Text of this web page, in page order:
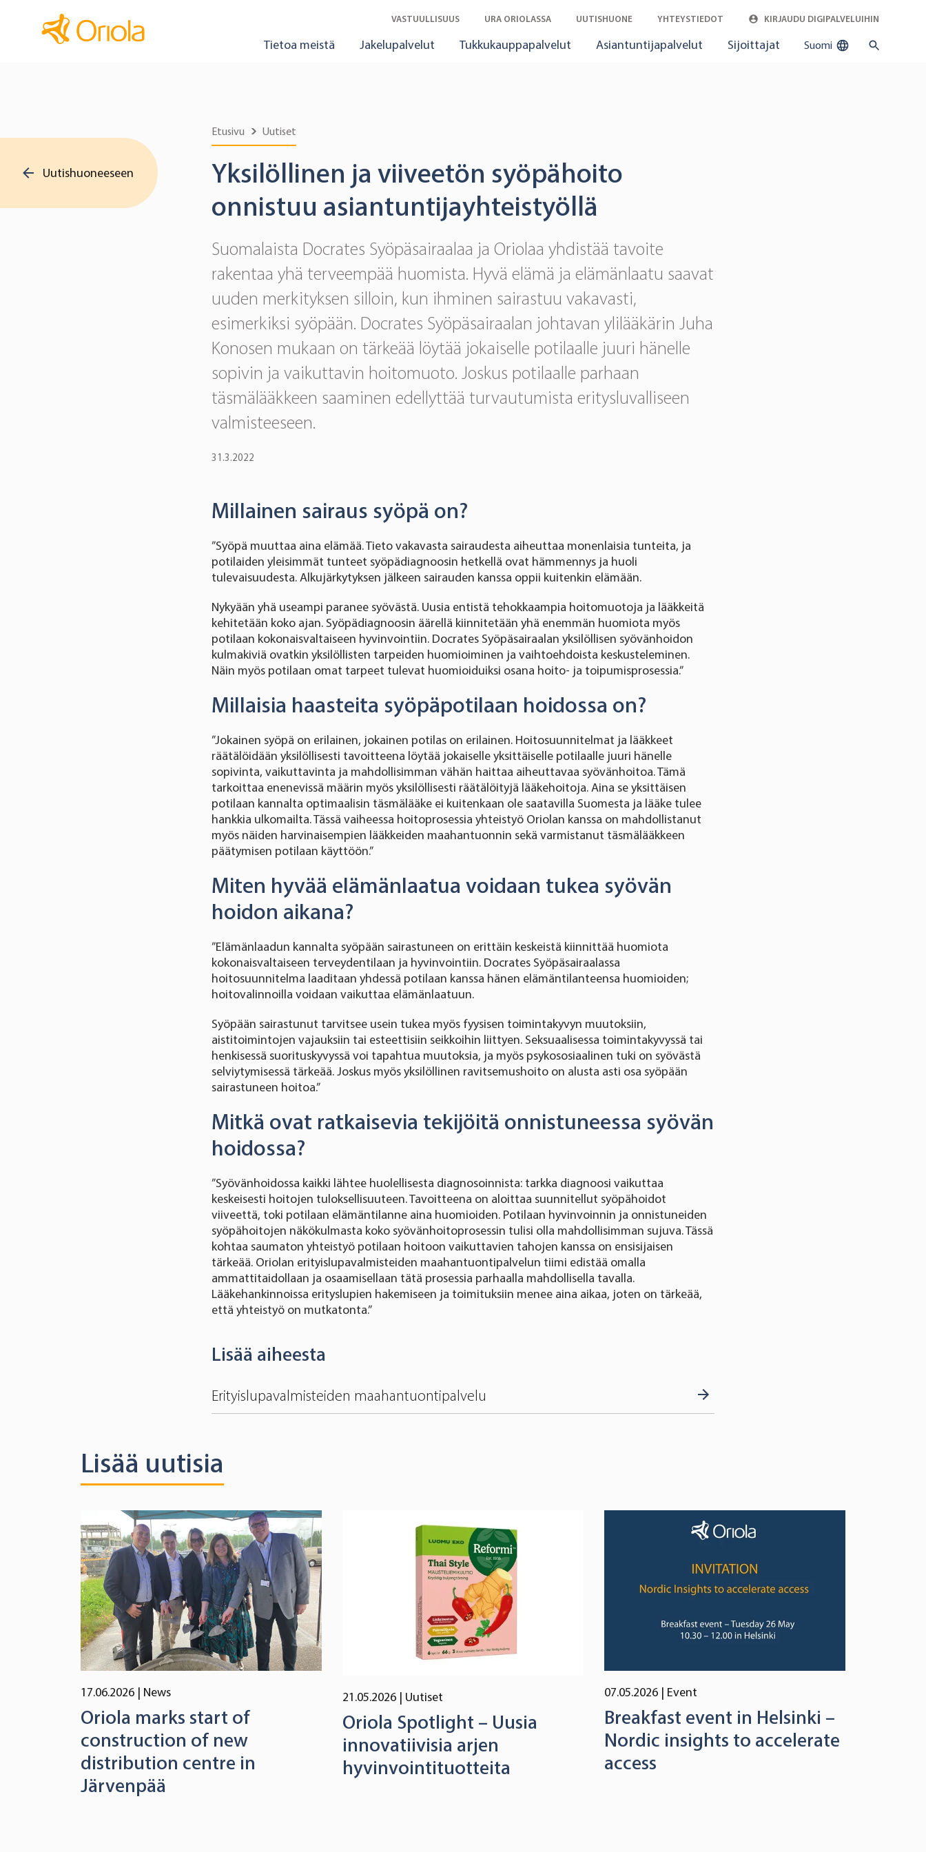
VASTUULLISUUS URA ORIOLASSA UUTISHUONE YHTEYSTIEDOT KIRJAUDU DIGIPALVELUIHIN
Tietoa meistä Jakelupalvelut Tukkukauppapalvelut Asiantuntijapalvelut Sijoittajat Suomi
Uutishuoneeseen
Etusivu Uutiset
Yksilöllinen ja viiveetön syöpähoito
onnistuu asiantuntijayhteistyöllä
Suomalaista Docrates Syöpäsairaalaa ja Oriolaa yhdistää tavoite
rakentaa yhä terveempää huomista. Hyvä elämä ja elämänlaatu saavat
uuden merkityksen silloin, kun ihminen sairastuu vakavasti,
esimerkiksi syöpään. Docrates Syöpäsairaalan johtavan ylilääkärin Juha
Konosen mukaan on tärkeää löytää jokaiselle potilaalle juuri hänelle
sopivin ja vaikuttavin hoitomuoto. Joskus potilaalle parhaan
täsmälääkkeen saaminen edellyttää turvautumista eritysluvalliseen
valmisteeseen.
31.3.2022
Millainen sairaus syöpä on?
”Syöpä muuttaa aina elämää. Tieto vakavasta sairaudesta aiheuttaa monenlaisia tunteita, ja
potilaiden yleisimmät tunteet syöpädiagnoosin hetkellä ovat hämmennys ja huoli
tulevaisuudesta. Alkujärkytyksen jälkeen sairauden kanssa oppii kuitenkin elämään.
Nykyään yhä useampi paranee syövästä. Uusia entistä tehokkaampia hoitomuotoja ja lääkkeitä
kehitetään koko ajan. Syöpädiagnoosin äärellä kiinnitetään yhä enemmän huomiota myös
potilaan kokonaisvaltaiseen hyvinvointiin. Docrates Syöpäsairaalan yksilöllisen syövänhoidon
kulmakiviä ovatkin yksilöllisten tarpeiden huomioiminen ja vaihtoehdoista keskusteleminen.
Näin myös potilaan omat tarpeet tulevat huomioiduiksi osana hoito- ja toipumisprosessia.”
Millaisia haasteita syöpäpotilaan hoidossa on?
”Jokainen syöpä on erilainen, jokainen potilas on erilainen. Hoitosuunnitelmat ja lääkkeet
räätälöidään yksilöllisesti tavoitteena löytää jokaiselle yksittäiselle potilaalle juuri hänelle
sopivinta, vaikuttavinta ja mahdollisimman vähän haittaa aiheuttavaa syövänhoitoa. Tämä
tarkoittaa enenevissä määrin myös yksilöllisesti räätälöityjä lääkehoitoja. Aina se yksittäisen
potilaan kannalta optimaalisin täsmälääke ei kuitenkaan ole saatavilla Suomesta ja lääke tulee
hankkia ulkomailta. Tässä vaiheessa hoitoprosessia yhteistyö Oriolan kanssa on mahdollistanut
myös näiden harvinaisempien lääkkeiden maahantuonnin sekä varmistanut täsmälääkkeen
päätymisen potilaan käyttöön.”
Miten hyvää elämänlaatua voidaan tukea syövän
hoidon aikana?
”Elämänlaadun kannalta syöpään sairastuneen on erittäin keskeistä kiinnittää huomiota
kokonaisvaltaiseen terveydentilaan ja hyvinvointiin. Docrates Syöpäsairaalassa
hoitosuunnitelma laaditaan yhdessä potilaan kanssa hänen elämäntilanteensa huomioiden;
hoitovalinnoilla voidaan vaikuttaa elämänlaatuun.
Syöpään sairastunut tarvitsee usein tukea myös fyysisen toimintakyvyn muutoksiin,
aistitoimintojen vajauksiin tai esteettisiin seikkoihin liittyen. Seksuaalisessa toimintakyvyssä tai
henkisessä suorituskyvyssä voi tapahtua muutoksia, ja myös psykososiaalinen tuki on syövästä
selviytymisessä tärkeää. Joskus myös yksilöllinen ravitsemushoito on alusta asti osa syöpään
sairastuneen hoitoa.”
Mitkä ovat ratkaisevia tekijöitä onnistuneessa syövän
hoidossa?
”Syövänhoidossa kaikki lähtee huolellisesta diagnosoinnista: tarkka diagnoosi vaikuttaa
keskeisesti hoitojen tuloksellisuuteen. Tavoitteena on aloittaa suunnitellut syöpähoidot
viiveettä, toki potilaan elämäntilanne aina huomioiden. Potilaan hyvinvoinnin ja onnistuneiden
syöpähoitojen näkökulmasta koko syövänhoitoprosessin tulisi olla mahdollisimman sujuva. Tässä
kohtaa saumaton yhteistyö potilaan hoitoon vaikuttavien tahojen kanssa on ensisijaisen
tärkeää. Oriolan erityislupavalmisteiden maahantuontipalvelun tiimi edistää omalla
ammattitaidollaan ja osaamisellaan tätä prosessia parhaalla mahdollisella tavalla.
Lääkehankinnoissa erityslupien hakemiseen ja toimituksiin menee aina aikaa, joten on tärkeää,
että yhteistyö on mutkatonta.”
Lisää aiheesta
Erityislupavalmisteiden maahantuontipalvelu
Lisää uutisia
17.06.2026 | News
Oriola marks start of
construction of new
distribution centre in
Järvenpää
21.05.2026 | Uutiset
Oriola Spotlight – Uusia
innovatiivisia arjen
hyvinvointituotteita
07.05.2026 | Event
Breakfast event in Helsinki –
Nordic insights to accelerate
access